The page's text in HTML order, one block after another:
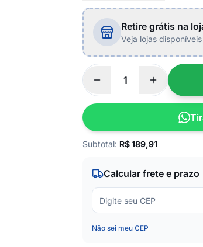
Retire grátis na
Veja lojas
Subtotal: R$189,91
Calcular frete e prazo
Não sei meu CEP